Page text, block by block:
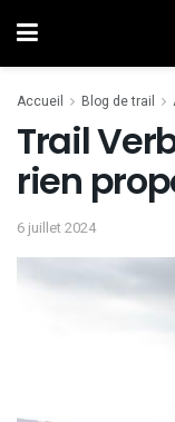
Accueil Blog de trail
Trail
rien
6 juillet 2024